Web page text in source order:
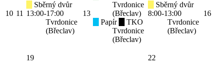
10 11
Sběrný dvůr
13:00-17:00
Tvrdonice
(Břeclav)
13
Tvrdonice
(Břeclav)
Papír
TKO
Tvrdonice
(Břeclav)
Sběrný dvůr
8:00-13:00
Tvrdonice
(Břeclav)
16
19
22